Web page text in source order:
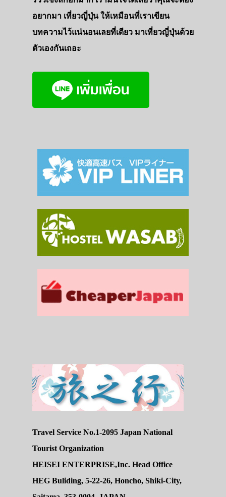
อยากมา เที่ยวญี่ปุ่น ให้เหมือนที่เราเขียน
บทความไว้แน่นอนเลยที่เดียว มาเที่ยวญี่ปุ่นด้วย
ตัวเองกันเถอะ
Travel Service No.1-2095 Japan National
Tourist Organization
HEISEI ENTERPRISE,Inc. Head Office
HEG Buliding, 5-22-26, Honcho, Shiki-City,